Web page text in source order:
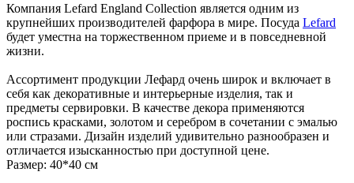
Компания Lefard England Collection является одним из
крупнейших производителей фарфора в мире. Посуда Lefard
будет уместна на торжественном приеме и в повседневной
жизни.
Ассортимент продукции Лефард очень широк и включает в
себя как декоративные и интерьерные изделия, так и
предметы сервировки. В качестве декора применяются
роспись красками, золотом и серебром в сочетании с эмалью
или стразами. Дизайн изделий удивительно разнообразен и
отличается изысканностью при доступной цене.
Размер: 40*40 см